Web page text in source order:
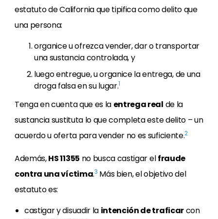
estatuto de California que tipifica como delito que
una persona:
organice u ofrezca vender, dar o transportar
una sustancia controlada, y
luego entregue, u organice la entrega, de una
droga falsa en su lugar.1
Tenga en cuenta que es la entrega real de la
sustancia sustituta lo que completa este delito – un
acuerdo u oferta para vender no es suficiente.2
Además,HS 11355 no busca castigar elfraude
contra una víctima.3 Más bien, el objetivo del
estatuto es:
castigar y disuadir la intención de traficarcon